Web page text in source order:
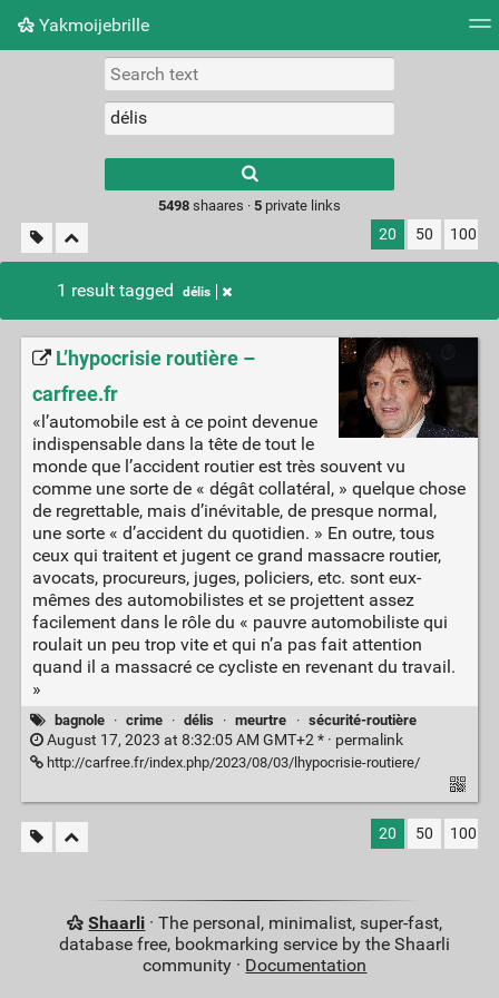
Yakmoijebrille
Picture wall
results.
5498shaares · 5private links
20 50 100
1 result tagged délis
L’hypocrisie routière –
carfree.fr
«l’automobile est à ce point devenue
indispensable dans la tête de tout le
monde que l’accident routier est très souvent vu
comme une sorte de « dégât collatéral, » quelque chose
de regrettable, mais d’inévitable, de presque normal,
une sorte « d’accident du quotidien. » En outre, tous
ceux qui traitent et jugent ce grand massacre routier,
avocats, procureurs, juges, policiers, etc. sont eux-
mêmes des automobilistes et se projettent assez
facilement dans le rôle du « pauvre automobiliste qui
roulait un peu trop vite et qui n’a pas fait attention
quand il a massacré ce cycliste en revenant du travail.
»
bagnole · crime · délis · meurtre · sécurité-routière
August 17, 2023 at 8:32:05 AM GMT+2 * · permalink
http://carfree.fr/index.php/2023/08/03/lhypocrisie-routiere/
20 50 100
Shaarli · The personal, minimalist, super-fast,
database free, bookmarking service by the Shaarli
community · Documentation